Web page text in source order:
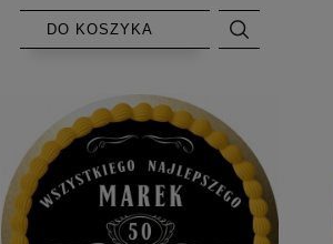
DO KOSZYKA